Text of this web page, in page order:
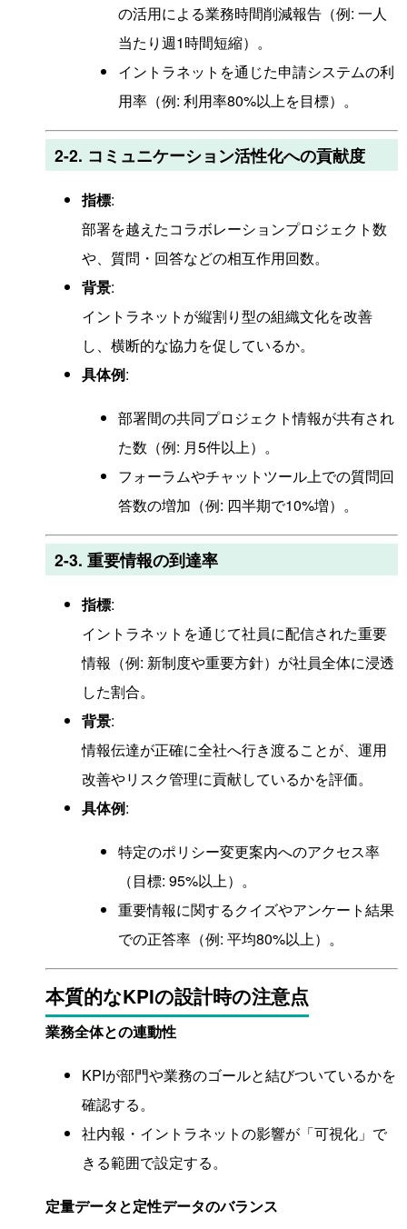
の活用による業務時間削減報告（例: 一人
当たり週1時間短縮）。
イントラネットを通じた申請システムの利
用率（例: 利用率80%以上を目標）。
2-2. コミュニケーション活性化への貢献度
指標:
部署を越えたコラボレーションプロジェクト数
や、質問・回答などの相互作用回数。
背景:
イントラネットが縦割り型の組織文化を改善
し、横断的な協力を促しているか。
具体例:
部署間の共同プロジェクト情報が共有され
た数（例: 月5件以上）。
フォーラムやチャットツール上での質問回
答数の増加（例: 四半期で10%増）。
2-3. 重要情報の到達率
指標:
イントラネットを通じて社員に配信された重要
情報（例: 新制度や重要方針）が社員全体に浸透
した割合。
背景:
情報伝達が正確に全社へ行き渡ることが、運用
改善やリスク管理に貢献しているかを評価。
具体例:
特定のポリシー変更案内へのアクセス率
（目標: 95%以上）。
重要情報に関するクイズやアンケート結果
での正答率（例: 平均80%以上）。
本質的なKPIの設計時の注意点
業務全体との連動性
KPIが部門や業務のゴールと結びついているかを
確認する。
社内報・イントラネットの影響が「可視化」で
きる範囲で設定する。
定量データと定性データのバランス